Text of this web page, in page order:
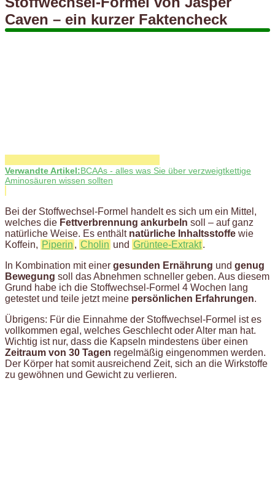
Caven – ein kurzer Faktencheck
Verwandte Artikel:BCAAs - alles was Sie über verzweigtkettige
Aminosäuren wissen sollten
Bei der Stoffwechsel-Formel handelt es sich um ein Mittel,
welches die Fettverbrennung ankurbeln soll – auf ganz
natürliche Weise. Es enthält natürliche Inhaltsstoffe wie
Koffein, Piperin , Cholin und Grüntee-Extrakt.
In Kombination mit einer gesunden Ernährung und genug
Bewegung soll das Abnehmen schneller geben. Aus diesem
Grund habe ich die Stoffwechsel-Formel 4 Wochen lang
getestet und teile jetzt meine persönlichen Erfahrungen.
Übrigens: Für die Einnahme der Stoffwechsel-Formel ist es
vollkommen egal, welches Geschlecht oder Alter man hat.
Wichtig ist nur, dass die Kapseln mindestens über einen
Zeitraum von 30 Tagen regelmäßig eingenommen werden.
Der Körper hat somit ausreichend Zeit, sich an die Wirkstoffe
zu gewöhnen und Gewicht zu verlieren.